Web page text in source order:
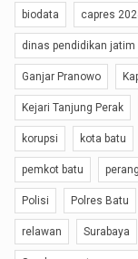
biodata capres
dinas pendidikan jatim
Ganjar Pranowo
Kejari Tanjung Perak
korupsi kota batu
pemkot batu
Polisi Polres Batu
relawan Surabaya